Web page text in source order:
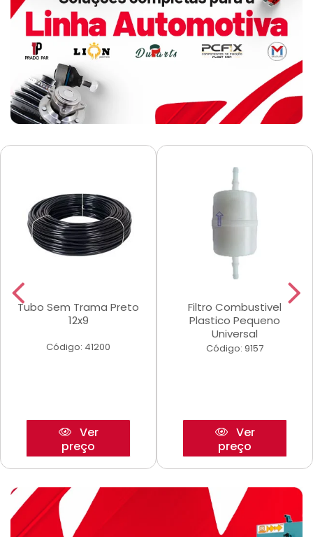
Tubo Sem Trama Preto
12x9
Código: 41200
Ver
preço
Filtro Combustivel
Plastico Pequeno
Universal
Código: 9157
Ver
preço